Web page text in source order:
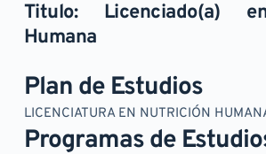
Titulo: Licenciado(a)
Humana
Plan de Estudios
LICENCIATURA EN NUTRICIÓN
Programas de